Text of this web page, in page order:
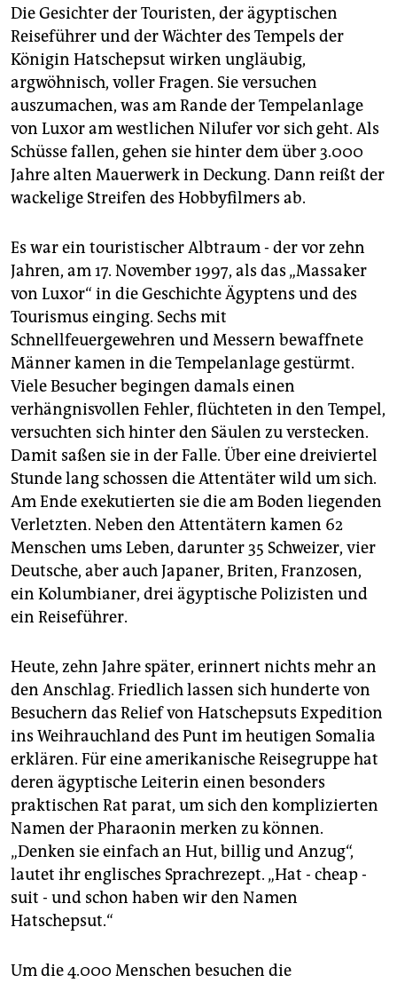
fragen & hilfe
unterstützen
abo
genossenschaft
epaper login
Die Gesichter der Touristen, der ägyptischen
Reiseführer und der Wächter des Tempels der
Königin Hatschepsut wirken ungläubig,
argwöhnisch, voller Fragen. Sie versuchen
auszumachen, was am Rande der Tempelanlage
von Luxor am westlichen Nilufer vor sich geht. Als
Schüsse fallen, gehen sie hinter dem über 3.000
Jahre alten Mauerwerk in Deckung. Dann reißt der
wackelige Streifen des Hobbyfilmers ab.
Es war ein touristischer Albtraum - der vor zehn
Jahren, am 17. November 1997, als das „Massaker
von Luxor“ in die Geschichte Ägyptens und des
Tourismus einging. Sechs mit
Schnellfeuergewehren und Messern bewaffnete
Männer kamen in die Tempelanlage gestürmt.
Viele Besucher begingen damals einen
verhängnisvollen Fehler, flüchteten in den Tempel,
versuchten sich hinter den Säulen zu verstecken.
Damit saßen sie in der Falle. Über eine dreiviertel
Stunde lang schossen die Attentäter wild um sich.
Am Ende exekutierten sie die am Boden liegenden
Verletzten. Neben den Attentätern kamen 62
Menschen ums Leben, darunter 35 Schweizer, vier
Deutsche, aber auch Japaner, Briten, Franzosen,
ein Kolumbianer, drei ägyptische Polizisten und
ein Reiseführer.
Heute, zehn Jahre später, erinnert nichts mehr an
den Anschlag. Friedlich lassen sich hunderte von
Besuchern das Relief von Hatschepsuts Expedition
ins Weihrauchland des Punt im heutigen Somalia
erklären. Für eine amerikanische Reisegruppe hat
deren ägyptische Leiterin einen besonders
praktischen Rat parat, um sich den komplizierten
Namen der Pharaonin merken zu können.
„Denken sie einfach an Hut, billig und Anzug“,
lautet ihr englisches Sprachrezept. „Hat - cheap -
suit - und schon haben wir den Namen
Hatschepsut.“
Um die 4.000 Menschen besuchen die